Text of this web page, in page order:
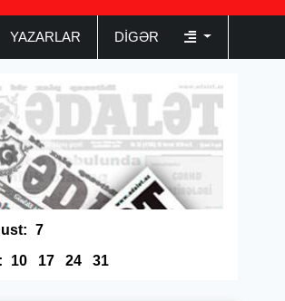
YAZARLAR DIGƏR
7
10 17 24 31